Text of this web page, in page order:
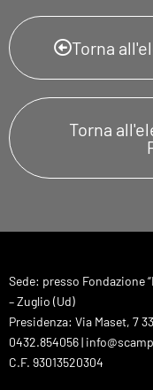
Torna
Torna
Sede: presso Fondazione
– Zuglio (Ud)
Presidenza: Via Maset, 7
0432.854056 |
C.F. 93013520304